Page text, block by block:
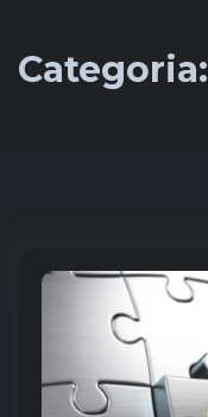
Categoria: